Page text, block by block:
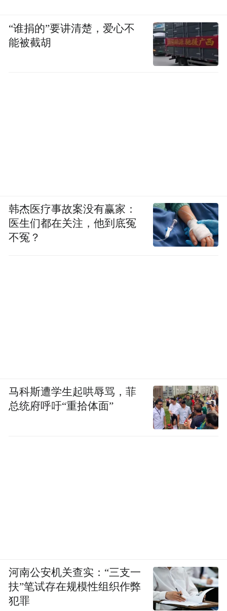
“谁捐的”要讲清楚，爱心不
能被截胡
韩杰医疗事故案没有赢家：
医生们都在关注，他到底冤
不冤？
马科斯遭学生起哄辱骂，菲
总统府呼吁“重拾体面”
河南公安机关查实：“三支一
扶”笔试存在规模性组织作弊
犯罪